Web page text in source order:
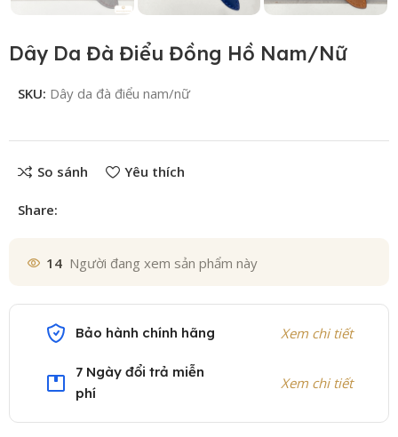
Dây Da Đà Điểu Đồng Hồ Nam/Nữ
SKU: Dây da đà điểu nam/nữ
So sánh Yêu thích
Share:
14 Người đang xem sản phẩm này
Bảo hành chính hãng Xem chi tiết
7 Ngày đổi trả miễn
phí
Xem chi tiết